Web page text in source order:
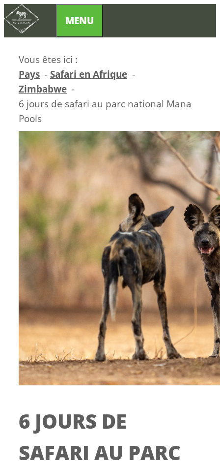
Aller
au
contenu
MENU
Vous êtes ici :
Pays
Safari en Afrique
Zimbabwe
6 jours de safari au parc national Mana
Pools
6 JOURS DE
SAFARI AU PARC